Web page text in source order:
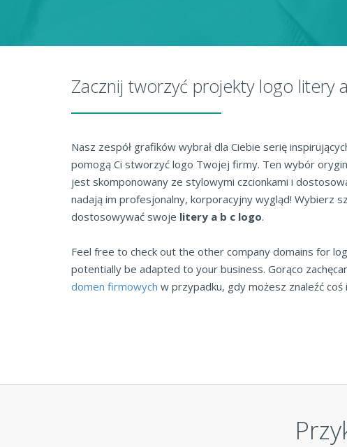
Zacznij tworzyć projekty logo litery
Nasz zespół grafików wybrał dla Ciebie serię
pomogą Ci stworzyć logo Twojej firmy. Ten wybór
jest skomponowany ze stylowymi czcionkami i
nadają im profesjonalny, korporacyjny wygląd! Wybierz
dostosowywać swoje litery a b c logo.
Feel free to check out the other company domains for
potentially be adapted to your business. Gorąco
domen firmowych w przypadku, gdy możesz znaleźć